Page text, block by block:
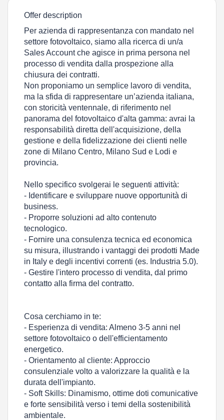
Offer description
Per azienda di rappresentanza con mandato nel
settore fotovoltaico, siamo alla ricerca di un/a
Sales Account che agisce in prima persona nel
processo di vendita dalla prospezione alla
chiusura dei contratti.
Non proponiamo un semplice lavoro di vendita,
ma la sfida di rappresentare un’azienda italiana,
con storicità ventennale, di riferimento nel
panorama del fotovoltaico d'alta gamma: avrai la
responsabilità diretta dell'acquisizione, della
gestione e della fidelizzazione dei clienti nelle
zone di Milano Centro, Milano Sud e Lodi e
provincia.
Nello specifico svolgerai le seguenti attività:
- Identificare e sviluppare nuove opportunità di
business.
- Proporre soluzioni ad alto contenuto
tecnologico.
- Fornire una consulenza tecnica ed economica
su misura, illustrando i vantaggi dei prodotti Made
in Italy e degli incentivi correnti (es. Industria 5.0).
- Gestire l'intero processo di vendita, dal primo
contatto alla firma del contratto.
Cosa cerchiamo in te:
- Esperienza di vendita: Almeno 3-5 anni nel
settore fotovoltaico o dell'efficientamento
energetico.
- Orientamento al cliente: Approccio
consulenziale volto a valorizzare la qualità e la
durata dell'impianto.
- Soft Skills: Dinamismo, ottime doti comunicative
e forte sensibilità verso i temi della sostenibilità
ambientale.